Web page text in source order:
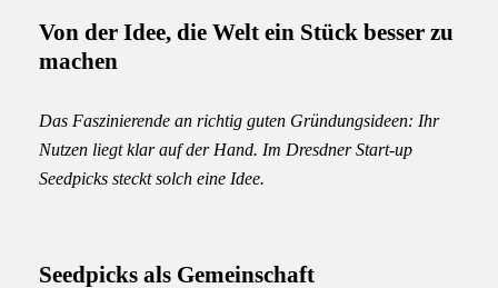
Von der Idee, die Welt ein Stück besser zu
machen
Das Faszinierende an richtig guten Gründungsideen: Ihr
Nutzen liegt klar auf der Hand. Im Dresdner Start-up
Seedpicks steckt solch eine Idee.
Seedpicks als Gemeinschaft